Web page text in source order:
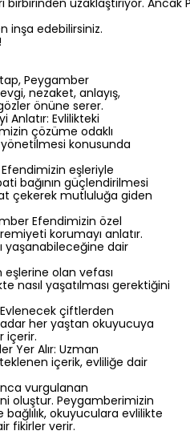
uzaklaştırıyor.
inşa edebilirsiniz.
Peygamber
nezaket, anlayış,
önüne serer.
Anlatır: Evlilikteki
çözüme odaklı
konusunda
eşleriyle
bağının güçlendirilmesi
çekerek mutluluğa giden
Efendimizin özel
korumayı anlatır.
yaşanabileceğine dair
eşlerine olan vefası
nasıl yaşatılması gerektiğini
çiftlerden
her yaştan okuyucuya
içerir.
Yer Alır: Uzman
içerik, evliliğe dair
vurgulanan
oluştur. Peygamberimizin
okuyuculara evlilikte
fikirler verir.